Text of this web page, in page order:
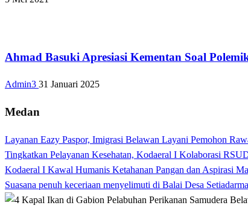
Ahmad Basuki Apresiasi Kementan Soal
Admin3 31 Januari 2025
Medan
Layanan Eazy Paspor, Imigrasi Belawan Layani Pemohon
Tingkatkan Pelayanan Kesehatan, Kodaeral I Kolaborasi
Kodaeral I Kawal Humanis Ketahanan Pangan dan Aspirasi
Suasana penuh keceriaan menyelimuti di Balai Desa